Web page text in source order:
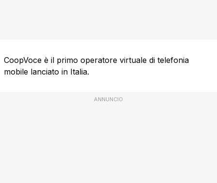
CoopVoce è il primo operatore virtuale di telefonia
mobile lanciato in Italia.
ANNUNCIO